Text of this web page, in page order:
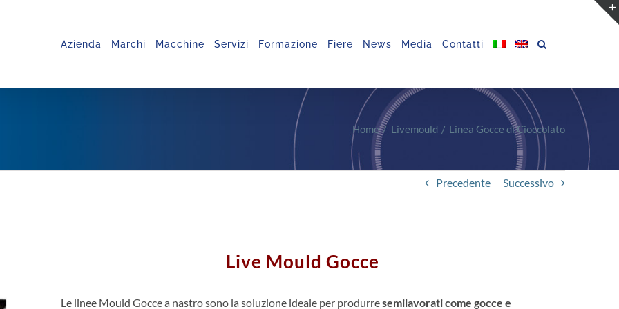
Azienda Marchi Macchine Servizi Formazione Fiere News Media Contatti
Home Livemould Linea Gocce di Cioccolato
Precedente Successivo
Live Mould Gocce
Le linee Mould Gocce a nastro sono la soluzione ideale per produrresemilavorati come gocce e